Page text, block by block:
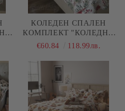
КОЛЕДЕН СПАЛЕН
КОМПЛЕКТ "КОЛЕДНИ
ПТИЧКИ В ГОРАТА", С
ПАМУК/РАНФОРС, 5
ЧАСТИ
€60.84 118.99лв.